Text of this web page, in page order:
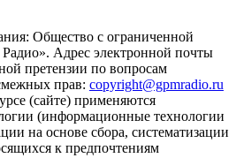
Общество с ограниченной
Адрес электронной почты
претензии по вопросам
прав: copyright@gpmradio.ru
(сайте) применяются
(информационные технологии
на основе сбора, систематизации
к предпочтениям